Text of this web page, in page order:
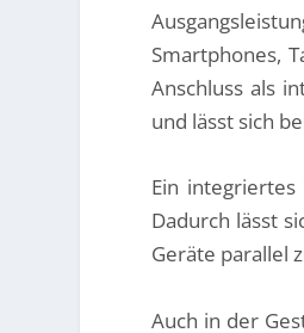
Smartphones,
Anschluss als
und lässt sich
Ein
Dadurch lässt
Geräte parallel
Auch in der